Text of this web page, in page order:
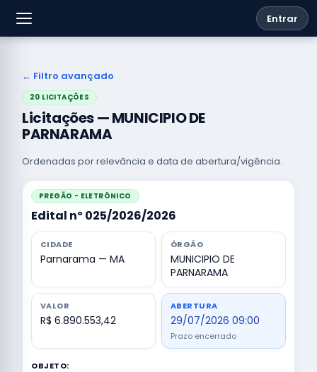
Entrar
← Filtro avançado
20 LICITAÇÕES
Licitações — MUNICIPIO DE
PARNARAMA
Ordenadas por relevância e data de abertura/vigência.
PREGÃO - ELETRÔNICO
Edital nº 025/2026/2026
CIDADE
Parnarama — MA
ÓRGÃO
MUNICIPIO DE
PARNARAMA
VALOR
R$ 6.890.553,42
ABERTURA
29/07/2026 09:00
Prazo encerrado
OBJETO: